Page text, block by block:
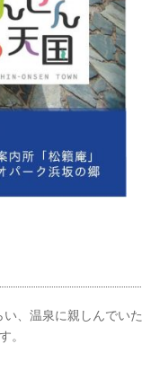
、温泉に親しんでいた
。